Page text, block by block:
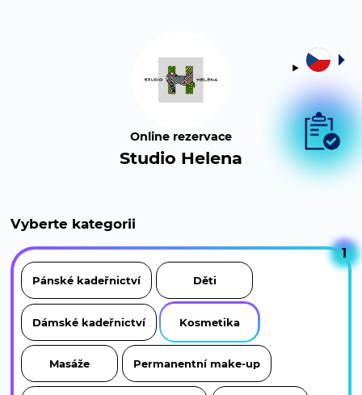
Online rezervace
Studio Helena
Vyberte kategorii
1
Pánské kadeřnictví Děti
Dámské kadeřnictví Kosmetika
Masáže Permanentní make-up